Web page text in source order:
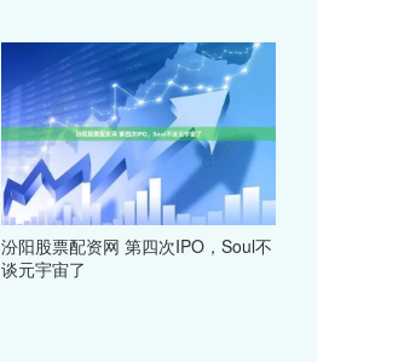
汾阳股票配资网 第四次IPO，Soul不
谈元宇宙了